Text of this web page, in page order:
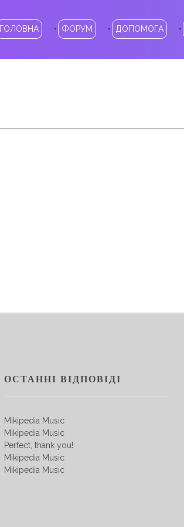
ГОЛОВНА ФОРУМ ДОПОМОГА
ОСТАННІ ВІДПОВІДІ
Mikipedia Music
Mikipedia Music
Perfect, thank you!
Mikipedia Music
Mikipedia Music